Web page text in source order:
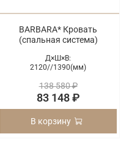
BARBARA* Кровать
(спальная система)
Д×Ш×В:
2120//1390(мм)
138 580 ₽
83 148 ₽
В корзину